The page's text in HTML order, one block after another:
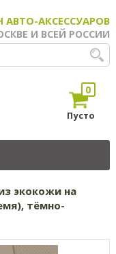
АКСЕССУАРОВ
И ВСЕЙ РОССИИ
0
Пусто
экокожи на
тёмно-